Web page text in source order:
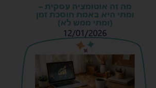
מה זה אוטומציה עסקית –
ומתי היא באמת חוסכת זמן
(ומתי ממש לא)
12/01/2026
s
s